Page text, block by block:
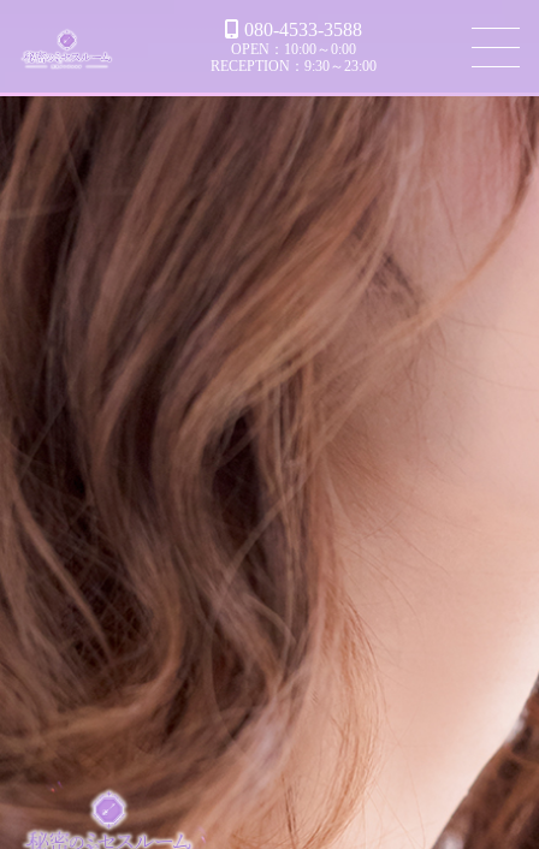
080-4533-3588
OPEN：10:00～0:00
RECEPTION：9:30～23:00